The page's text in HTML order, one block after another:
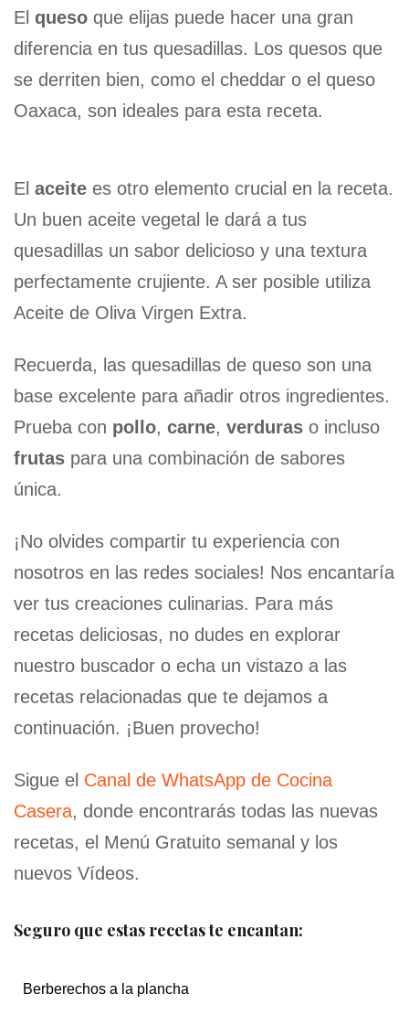
El queso que elijas puede hacer una gran
diferencia en tus quesadillas. Los quesos que
se derriten bien, como el cheddar o el queso
Oaxaca, son ideales para esta receta.
El aceite es otro elemento crucial en la receta.
Un buen aceite vegetal le dará a tus
quesadillas un sabor delicioso y una textura
perfectamente crujiente. A ser posible utiliza
Aceite de Oliva Virgen Extra.
Recuerda, las quesadillas de queso son una
base excelente para añadir otros ingredientes.
Prueba con pollo, carne, verduras o incluso
frutas para una combinación de sabores
única.
¡No olvides compartir tu experiencia con
nosotros en las redes sociales! Nos encantaría
ver tus creaciones culinarias. Para más
recetas deliciosas, no dudes en explorar
nuestro buscador o echa un vistazo a las
recetas relacionadas que te dejamos a
continuación. ¡Buen provecho!
Sigue el Canal de WhatsApp de Cocina
Casera, donde encontrarás todas las nuevas
recetas, el Menú Gratuito semanal y los
nuevos Vídeos.
Seguro que estas recetas te encantan:
Berberechos a la plancha